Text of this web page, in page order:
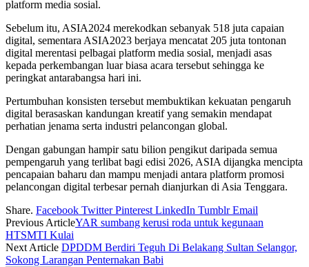
platform media sosial.
Sebelum itu, ASIA2024 merekodkan sebanyak 518 juta capaian
digital, sementara ASIA2023 berjaya mencatat 205 juta tontonan
digital merentasi pelbagai platform media sosial, menjadi asas
kepada perkembangan luar biasa acara tersebut sehingga ke
peringkat antarabangsa hari ini.
Pertumbuhan konsisten tersebut membuktikan kekuatan pengaruh
digital berasaskan kandungan kreatif yang semakin mendapat
perhatian jenama serta industri pelancongan global.
Dengan gabungan hampir satu bilion pengikut daripada semua
pempengaruh yang terlibat bagi edisi 2026, ASIA dijangka mencipta
pencapaian baharu dan mampu menjadi antara platform promosi
pelancongan digital terbesar pernah dianjurkan di Asia Tenggara.
Share. Facebook Twitter Pinterest LinkedIn Tumblr Email
Previous ArticleYAR sumbang kerusi roda untuk kegunaan
HTSMTI Kulai
Next Article DPDDM Berdiri Teguh Di Belakang Sultan Selangor,
Sokong Larangan Penternakan Babi